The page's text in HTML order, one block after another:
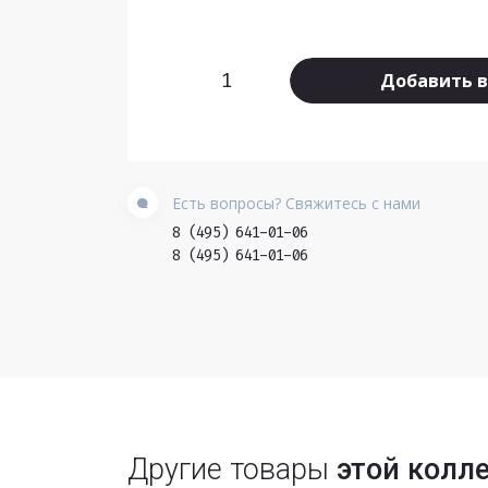
Добавить
Есть вопросы? Свяжитесь с нами
8 (495) 641-01-06
8 (495) 641-01-06
Другие товары этой